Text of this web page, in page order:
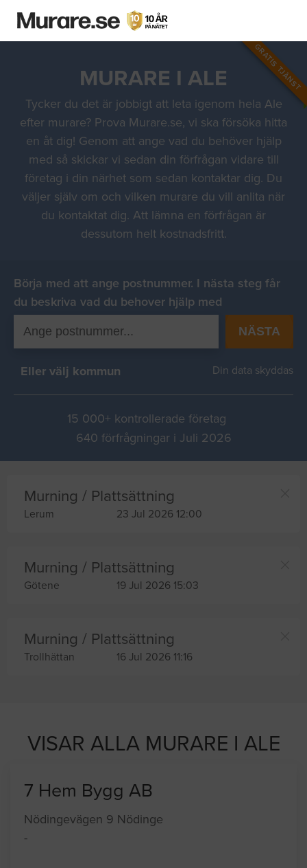
GRATIS TJÄNST
MURARE I ALE
Tycker du det är jobbigt att leta igenom hela Ale
efter murare? Prova Murare.se, vi ska försöka hitta
en åt dig! Genom att ange vad du behöver hjälp
med så skickar vi sedan din förfrågan vidare till
företag i din närhet som sedan kontaktar dig. Du
väljer själv om och vilken murare du vill anlita när
du kontaktat dig. Att lämna en förfrågan är
dessutom helt kostnadsfritt.
Börja med att ange postnummer. I nästa steg får
du beskriva vad du behover hjälp med
NÄSTA
Eller välj kommun Din data skyddas
15 000+ kontrollerade företag
640 förfrågningar i Juli 2026
Murning / Plattsättning
Lerum 23 Jul 2026 12:00
Murning / Plattsättning
Götene 19 Jul 2026 15:03
Murning / Plattsättning
Trollhättan 16 Jul 2026 11:16
VISAR ALLA MURARE I ALE
7 Hem Bygg AB
Nödingevägen 9 Nödinge
-